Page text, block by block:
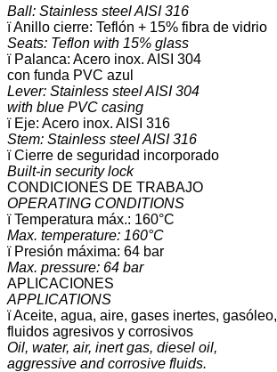
Ball: Stainless steel AISI 316
ï Anillo cierre: Teflón + 15% fibra de vidrio
Seats: Teflon with 15% glass
ï Palanca: Acero inox. AISI 304
con funda PVC azul
Lever: Stainless steel AISI 304
with blue PVC casing
ï Eje: Acero inox. AISI 316
Stem: Stainless steel AISI 316
ï Cierre de seguridad incorporado
Built-in security lock
CONDICIONES DE TRABAJO
OPERATING CONDITIONS
ï Temperatura máx.: 160°C
Max. temperature: 160°C
ï Presión máxima: 64 bar
Max. pressure: 64 bar
APLICACIONES
APPLICATIONS
ï Aceite, agua, aire, gases inertes, gasóleo,
fluidos agresivos y corrosivos
Oil, water, air, inert gas, diesel oil,
aggressive and corrosive fluids.